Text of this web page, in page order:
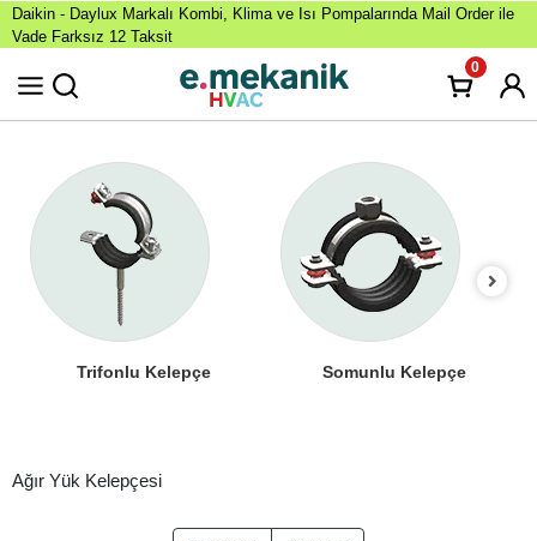
Daikin - Daylux Markalı Kombi, Klima ve Isı Pompalarında Mail Order ile
Vade Farksız 12 Taksit
0
Trifonlu Kelepçe Somunlu Kelepçe
Ağır Yük Kelepçesi